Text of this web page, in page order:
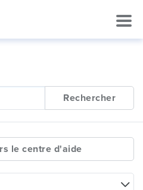
Rechercher
le centre d'aide